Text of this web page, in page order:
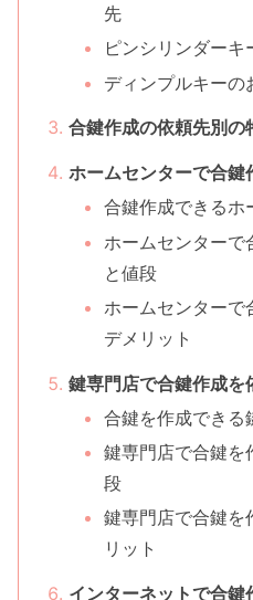
先
ピンシリンダー
ディンプルキーの
合鍵作成の依頼先別の
ホームセンターで合鍵
合鍵作成できるホ
ホームセンターで
と値段
ホームセンターで
デメリット
鍵専門店で合鍵作成を
合鍵を作成できる
鍵専門店で合鍵を
段
鍵専門店で合鍵を
リット
インターネットで合鍵